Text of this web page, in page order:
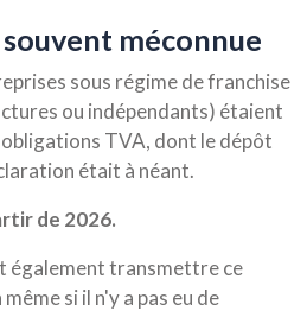
souvent méconnue
sous régime de franchise
ou indépendants) étaient
TVA, dont le dépôt
était à néant.
de 2026.
également transmettre ce
si il n'y a pas eu de